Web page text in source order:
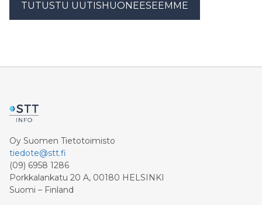
TUTUSTU UUTISHUONEESEEMME
Oy Suomen Tietotoimisto
tiedote@stt.fi
(09) 6958 1286
Porkkalankatu 20 A, 00180 HELSINKI
Suomi – Finland